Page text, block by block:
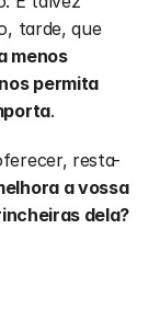
precisamente por isso tenha aprendido, tarde, que
menos
permita
.
resta-
a vossa
dela?